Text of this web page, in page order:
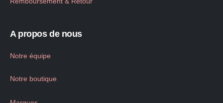
A propos de nous
Notre équipe
Notre boutique